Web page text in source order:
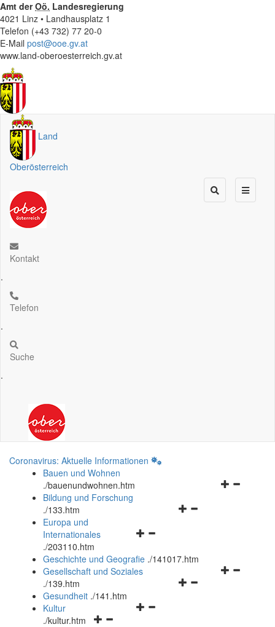
Amt derOö. Landesregierung
4021 Linz • Landhausplatz 1
Telefon (+43 732) 77 20-0
E-Mail post@ooe.gv.at
www.land-oberoesterreich.gv.at
Land
Oberösterreich
Kontakt
.
Telefon
.
Suche
.
Coronavirus: Aktuelle Informationen
Bauen und Wohnen
./bauenundwohnen.htm
Navigationsmenü
Bildung und Forschung
./133.htm
Navigationsmenü
und
schließen
Europa und
Internationales
./203110.htm
Geschichte und Geografie ./141017.htm
Navigationsmenü
Gesellschaft und Soziales
./139.htm
Navigationsmenü
Gesundheit ./141.htm
Navigationsmenü
Kultur
./kultur.htm